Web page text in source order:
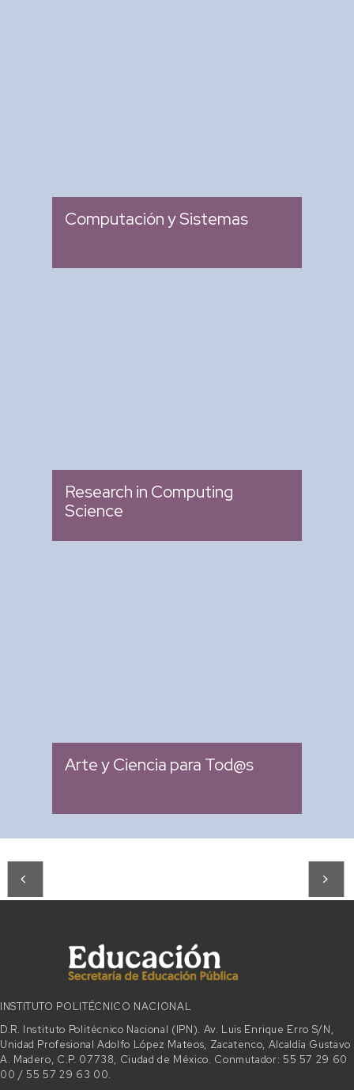
Computación y Sistemas
Research in Computing
Science
Arte y Ciencia para Tod@s
INSTITUTO POLITÉCNICO NACIONAL
D.R. Instituto Politécnico Nacional (IPN). Av. Luis Enrique Erro S/N,
Unidad Profesional Adolfo López Mateos, Zacatenco, Alcaldía Gustavo
A. Madero, C.P. 07738, Ciudad de México. Conmutador: 55 57 29 60
00 / 55 57 29 63 00.